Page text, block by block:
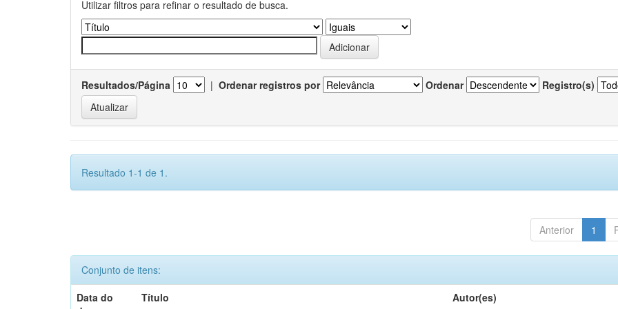
Utilizar filtros para refinar o resultado de busca.
Resultados/Página | Ordenar registros por Ordenar Registro(s)
Resultado 1-1 de 1.
Anterior 1
Conjunto de itens:
Data do
Título Autor(es)